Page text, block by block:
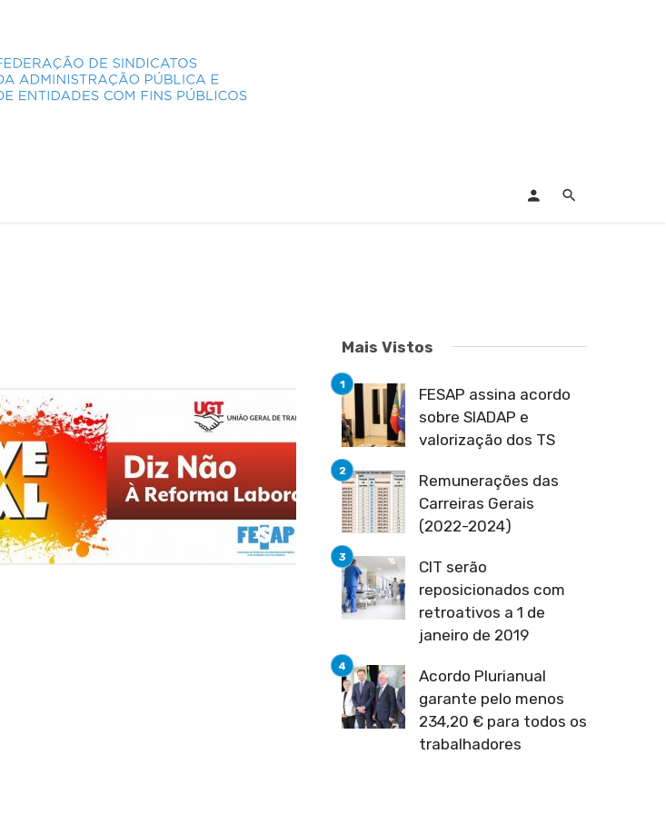
Mais Vistos
FESAP assina acordo
sobre SIADAP e
valorização dos TS
Remunerações das
Carreiras Gerais
(2022-2024)
CIT serão
reposicionados com
retroativos a 1 de
janeiro de 2019
Acordo Plurianual
garante pelo menos
234,20 € para todos os
trabalhadores